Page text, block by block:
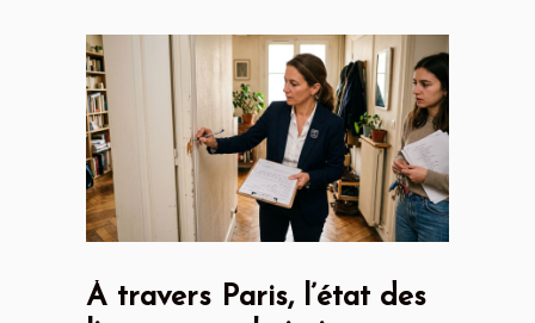
À travers Paris, l’état des